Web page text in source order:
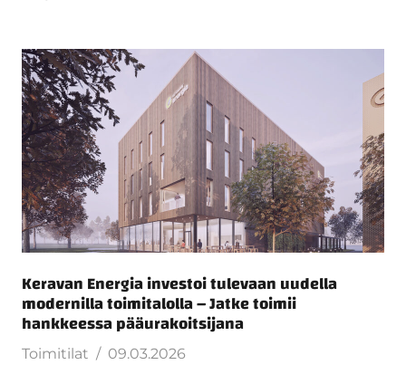
Keravan Energia investoi tulevaan uudella
modernilla toimitalolla – Jatke toimii
hankkeessa pääurakoitsijana
Toimitilat 09.03.2026